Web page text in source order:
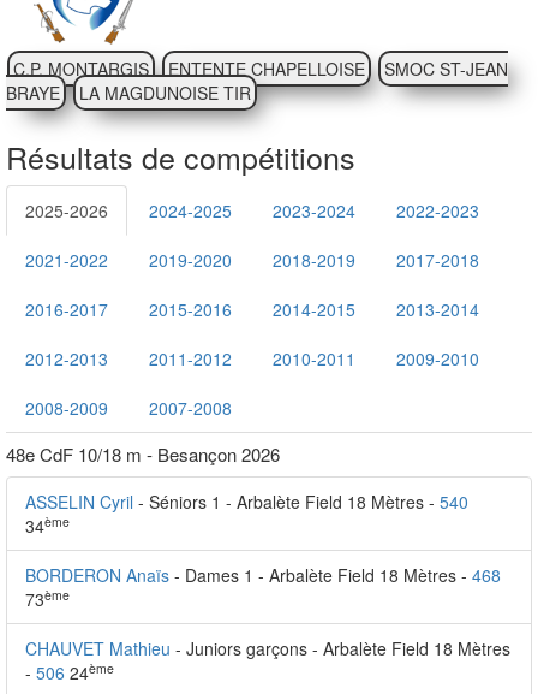
C.P. MONTARGIS ENTENTE CHAPELLOISE
SMOC ST-JEAN
BRAYE
LA MAGDUNOISE TIR
Résultats de compétitions
2025-2026 2024-2025 2023-2024 2022-2023
2021-2022 2019-2020 2018-2019 2017-2018
2016-2017 2015-2016 2014-2015 2013-2014
2012-2013 2011-2012 2010-2011 2009-2010
2008-2009 2007-2008
48e CdF 10/18 m - Besançon 2026
ASSELIN Cyril - Séniors 1 - Arbalète Field 18 Mètres - 540
34ème
BORDERON Anaïs - Dames 1 - Arbalète Field 18 Mètres - 468
73ème
CHAUVET Mathieu - Juniors garçons - Arbalète Field 18 Mètres
- 506 24ème